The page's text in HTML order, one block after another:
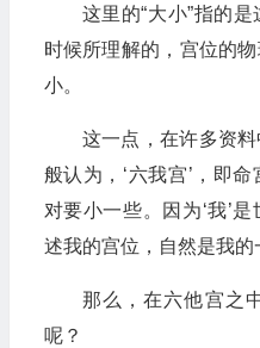
这里的“大小”指的
时候所理解的，宫位的
小。
这一点，在许多资
般认为，‘六我宫’，即
对要小一些。因为‘我’
述我的宫位，自然是我的
那么，在六他宫之
呢？